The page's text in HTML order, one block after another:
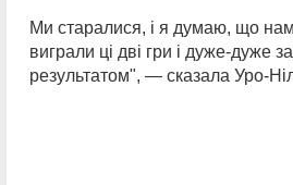
Ми старалися, і я думаю, що
виграли ці дві гри і дуже-дуже
результатом", — сказала Уро-